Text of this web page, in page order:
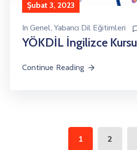
Şubat 3, 2023
In Genel‚Yabancı Dil Eğitimleri
YÖKDİL İngilizce Kursu
Continue Reading
1 2